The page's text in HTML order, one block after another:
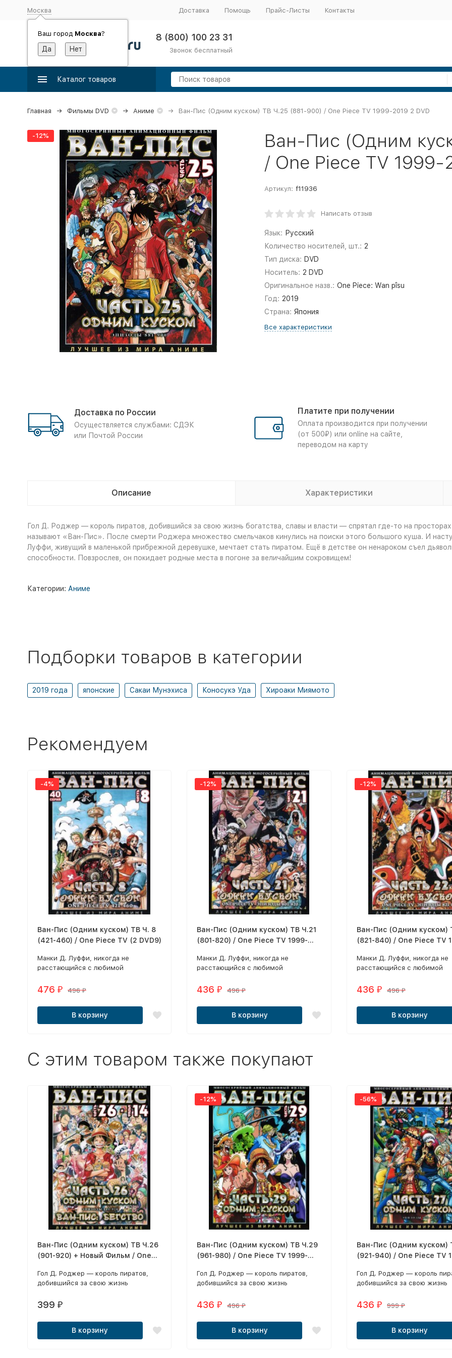
Москва
Ваш город Москва?
Доставка Помощь Прайс-Листы Контакты
8 (800) 100 23 31
Звонок бесплатный
Каталог товаров
Главная Фильмы DVD Аниме Ван-Пис (Одним куском) ТВ Ч.25 (881-900) / One Piece TV 1999-2019 2 DVD
-12%
Ван-Пис (Одним
/ One Piece TV 1999-
Артикул: f11936
Написать отзыв
Язык: Русский
Количество носителей, шт.: 2
Тип диска: DVD
Носитель: 2 DVD
Оригинальное назв.: One Piece: Wan pîsu
Год: 2019
Страна: Япония
Все характеристики
Доставка по России
Осуществляется службами: СДЭК
или Почтой России
Платите при получении
Оплата производится при получении
(от 500₽) или online на сайте,
переводом на карту
Описание Характеристики
Гол Д. Роджер — король пиратов, добившийся за свою жизнь богатства, славы и власти — спрятал где-то на
называют «Ван-Пис». После смерти Роджера множество смельчаков кинулись на поиски этого большого куша. И
Луффи, живущий в маленькой прибрежной деревушке, мечтает стать пиратом. Ещё в детстве он ненароком съел
способности. Повзрослев, он покидает родные места в погоне за величайшим сокровищем!
Категории: Аниме
Подборки товаров в категории
2019 года японские Сакаи Мунэхиса Коносукэ Уда Хироаки Миямото
Рекомендуем
-4%
Ван-Пис (Одним куском) ТВ Ч. 8
(421-460) / One Piece TV (2 DVD9)
​Манки Д. Луффи, никогда не
расстающийся с любимой
отношениях необычный паренек.
476 ₽ 496₽
В корзину
-12%
Ван-Пис (Одним куском) ТВ Ч.21
(801-820) / One Piece TV 1999-
​Манки Д. Луффи, никогда не
расстающийся с любимой
отношениях необычный паренек.
436₽ 496₽
В корзину
-12%
Ван-Пис (Одним куском)
(821-840) / One Piece TV
Манки Д. Луффи, никогда не
расстающийся с любимой
отношениях необычный
Дьявольских плодов,
человека необычными
способностями, и теперь
436 ₽ 496₽
В корзину
C этим товаром также покупают
Ван-Пис (Одним куском) ТВ Ч.26
(901-920) + Новый Фильм / One
​Гол Д. Роджер — король пиратов,
добившийся за свою жизнь
где-то на просторах этого мира
называют «Ван-Пис».
399 ₽
В корзину
-12%
Ван-Пис (Одним куском) ТВ Ч.29
(961-980) / One Piece TV 1999-
Гол Д. Роджер — король пиратов,
добившийся за свою жизнь
где-то на просторах этого мира
называют «Ван-Пис».
436₽ 496₽
В корзину
-56%
Ван-Пис (Одним куском)
(921-940) / One Piece TV
Гол Д. Роджер — король
добившийся за свою жизнь
где-то на просторах этого
называют «Ван-Пис».
436 ₽ 999₽
В корзину